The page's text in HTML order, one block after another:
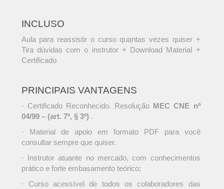
INCLUSO
Aula para reassistir o curso quantas vezes quiser +
Tira dúvidas com o instrutor + Download Material +
Certificado
PRINCIPAIS VANTAGENS
· Certificado Reconhecido. Resolução MEC CNE nº
04/99 – (art. 7º, § 3º) .
· Material de apoio em formato PDF para você
consultar sempre que quiser.
· Instrutor atuante no mercado, com conhecimentos
prático e forte embasamento teórico;
· Curso acessível de todos os colaboradores das